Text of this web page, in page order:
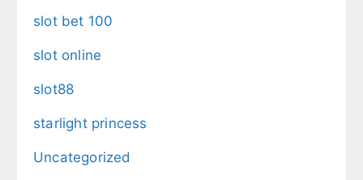
slot bet 100
slot online
slot88
starlight princess
Uncategorized